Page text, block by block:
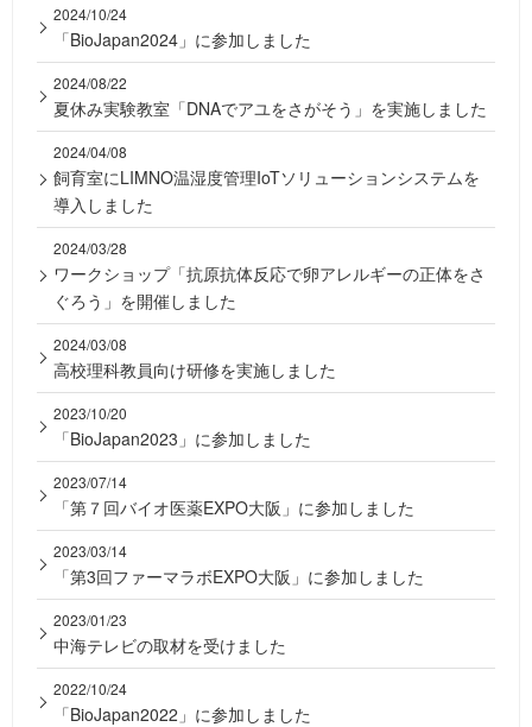
2024/10/24
「BioJapan2024」に参加しました
2024/08/22
夏休み実験教室「DNAでアユをさがそう」を実施しました
2024/04/08
飼育室にLIMNO温湿度管理IoTソリューションシステムを
導入しました
2024/03/28
ワークショップ「抗原抗体反応で卵アレルギーの正体をさ
ぐろう」を開催しました
2024/03/08
高校理科教員向け研修を実施しました
2023/10/20
「BioJapan2023」に参加しました
2023/07/14
「第７回バイオ医薬EXPO大阪」に参加しました
2023/03/14
「第3回ファーマラボEXPO大阪」に参加しました
2023/01/23
中海テレビの取材を受けました
2022/10/24
「BioJapan2022」に参加しました